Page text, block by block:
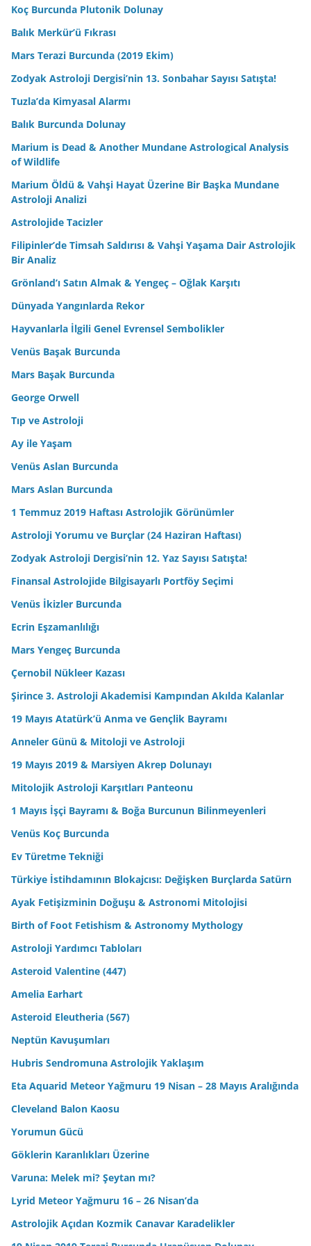
Koç Burcunda Plutonik Dolunay
Balık Merkür’ü Fıkrası
Mars Terazi Burcunda (2019 Ekim)
Zodyak Astroloji Dergisi’nin 13. Sonbahar Sayısı Satışta!
Tuzla’da Kimyasal Alarmı
Balık Burcunda Dolunay
Marium is Dead & Another Mundane Astrological Analysis
of Wildlife
Marium Öldü & Vahşi Hayat Üzerine Bir Başka Mundane
Astroloji Analizi
Astrolojide Tacizler
Filipinler’de Timsah Saldırısı & Vahşi Yaşama Dair Astrolojik
Bir Analiz
Grönland’ı Satın Almak & Yengeç – Oğlak Karşıtı
Dünyada Yangınlarda Rekor
Hayvanlarla İlgili Genel Evrensel Sembolikler
Venüs Başak Burcunda
Mars Başak Burcunda
George Orwell
Tıp ve Astroloji
Ay ile Yaşam
Venüs Aslan Burcunda
Mars Aslan Burcunda
1 Temmuz 2019 Haftası Astrolojik Görünümler
Astroloji Yorumu ve Burçlar (24 Haziran Haftası)
Zodyak Astroloji Dergisi’nin 12. Yaz Sayısı Satışta!
Finansal Astrolojide Bilgisayarlı Portföy Seçimi
Venüs İkizler Burcunda
Ecrin Eşzamanlılığı
Mars Yengeç Burcunda
Çernobil Nükleer Kazası
Şirince 3. Astroloji Akademisi Kampından Akılda Kalanlar
19 Mayıs Atatürk’ü Anma ve Gençlik Bayramı
Anneler Günü & Mitoloji ve Astroloji
19 Mayıs 2019 & Marsiyen Akrep Dolunayı
Mitolojik Astroloji Karşıtları Panteonu
1 Mayıs İşçi Bayramı & Boğa Burcunun Bilinmeyenleri
Venüs Koç Burcunda
Ev Türetme Tekniği
Türkiye İstihdamının Blokajcısı: Değişken Burçlarda Satürn
Ayak Fetişizminin Doğuşu & Astronomi Mitolojisi
Birth of Foot Fetishism & Astronomy Mythology
Astroloji Yardımcı Tabloları
Asteroid Valentine (447)
Amelia Earhart
Asteroid Eleutheria (567)
Neptün Kavuşumları
Hubris Sendromuna Astrolojik Yaklaşım
Eta Aquarid Meteor Yağmuru 19 Nisan – 28 Mayıs Aralığında
Cleveland Balon Kaosu
Yorumun Gücü
Göklerin Karanlıkları Üzerine
Varuna: Melek mi? Şeytan mı?
Lyrid Meteor Yağmuru 16 – 26 Nisan’da
Astrolojik Açıdan Kozmik Canavar Karadelikler